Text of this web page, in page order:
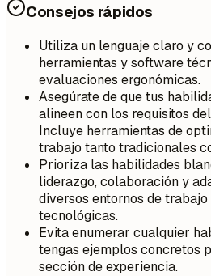
Consejos rápidos
Utiliza un lenguaje claro y
herramientas y software
evaluaciones ergonómicas.
Asegúrate de que tus
alineen con los requisitos
Incluye herramientas de
trabajo tanto tradicionales
Prioriza las habilidades
liderazgo, colaboración y
diversos entornos de
tecnológicas.
Evita enumerar cualquier
tengas ejemplos concretos
sección de experiencia.